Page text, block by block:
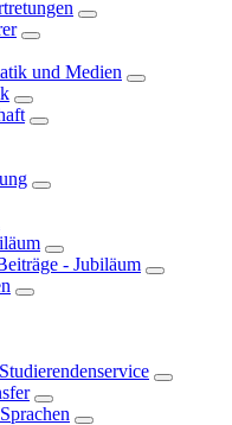
und Medien
- Jubiläum